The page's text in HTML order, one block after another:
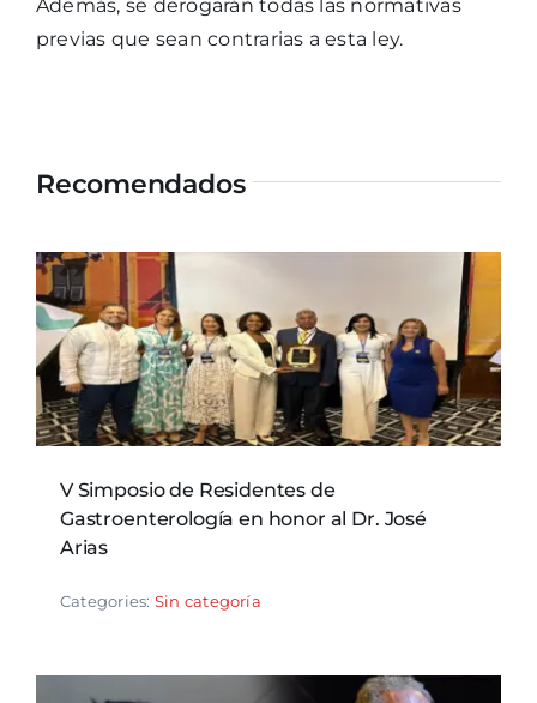
Además, se derogarán todas las normativas
previas que sean contrarias a esta ley.
Recomendados
V Simposio de Residentes de
Gastroenterología en honor al Dr. José
Arias
Categories: Sin categoría